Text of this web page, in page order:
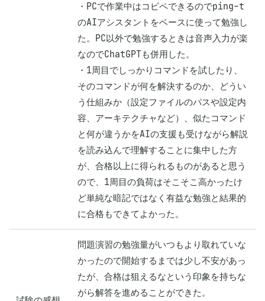
・PCで作業中はコピペできるのでping-t
のAIアシスタントをベースに使って勉強し
た。PC以外で勉強するときは音声入力が楽
なのでChatGPTも併用した。
・1周目でしっかりコマンドを試したり、
そのコマンドが何を解決するのか、どうい
う仕組みか（設定ファイルのパスや設定内
容、アーキテクチャなど）、似たコマンド
と何が違うかをAIの支援も受けながら解説
を読み込んで理解することに集中した方
が、合格以上に得られるものがあると思う
ので、1周目の負荷はそこそこ高かったけ
ど単純な暗記ではなく有益な勉強と結果的
に合格もできてよかった。
問題演習の勉強量がいつもより取れていな
かったので開始するまでは少し不安があっ
たが、合格は狙えるなという印象を持ちな
がら解答を進めることができた。